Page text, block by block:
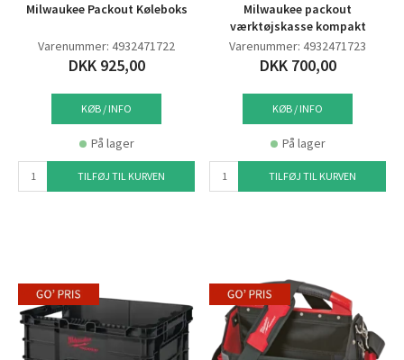
Milwaukee Packout Køleboks
Varenummer: 4932471722
DKK 925,00
KØB / INFO
På lager
TILFØJ TIL KURVEN
Milwaukee packout
værktøjskasse kompakt
Varenummer: 4932471723
DKK 700,00
KØB / INFO
På lager
TILFØJ TIL KURVEN